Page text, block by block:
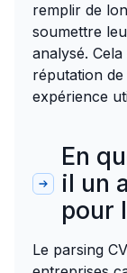
remplir de
soumettre
analysé.
réputation
expérience
En
il un
pour
Le parsing